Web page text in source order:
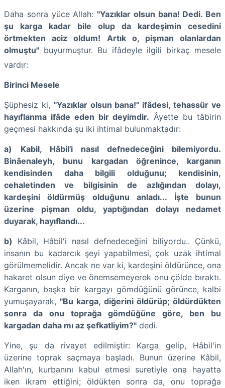
Daha sonra yüce Allah: "Yazıklar olsun bana! Dedi. Ben
şu karga kadar bile olup da kardeşimin cesedini
örtmekten aciz oldum! Artık o, pişman olanlardan
olmuştu" buyurmuştur. Bu ifâdeyle ilgili birkaç mesele
vardır:
Birinci Mesele
Şüphesiz ki, "Yazıklar olsun bana!" ifâdesi, tehassür ve
hayıflanma ifâde eden bir deyimdir. Âyette bu tâbirin
geçmesi hakkında şu iki ihtimal bulunmaktadır:
a)
Kabil, Hâbil'i nasıl defnedeceğini bilemiyordu.
Binâenaleyh, bunu kargadan öğrenince, karganın
kendisinden daha bilgili olduğunu; kendisinin,
cehaletinden ve bilgisinin de azlığından dolayı,
kardeşini öldürmüş olduğunu anladı... İşte bunun
üzerine pişman oldu, yaptığından dolayı nedamet
duyarak, hayıflandı...
b) Kâbil, Hâbil'i nasıl defnedeceğini biliyordu.. Çünkü,
insanın bu kadarcık şeyi yapabilmesi, çok uzak ihtimal
görülmemelidir. Ancak ne var ki, kardeşini öldürünce, ona
hakaret olsun diye ve önemsemeyerek onu çölde bıraktı.
Karganın, başka bir kargayı gömdüğünü görünce, kalbi
yumuşayarak,"Bu karga, diğerini öldürüp; öldürdükten
sonra da onu toprağa gömdüğüne göre, ben bu
kargadan daha mı az şefkatliyim?" dedi.
Yine, şu da rivayet edilmiştir: Karga gelip, Hâbil'in
üzerine toprak saçmaya başladı. Bunun üzerine Kâbil,
Allah'ın, kurbanını kabul etmesi suretiyle ona hayatta
iken ikram ettiğini; öldükten sonra da, onu toprağa